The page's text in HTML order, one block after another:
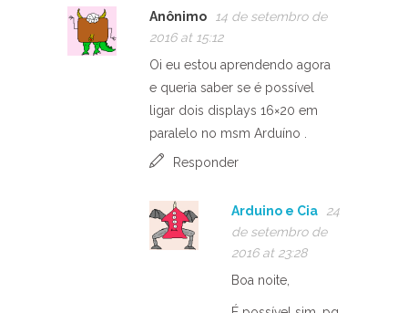
Anônimo
14 de setembro de
2016 at 15:12
Oi eu estou aprendendo agora
e queria saber se é possível
ligar dois displays 16×20 em
paralelo no msm Arduíno .
Responder
Arduino e Cia
24
de setembro de
2016 at 23:28
Boa noite,